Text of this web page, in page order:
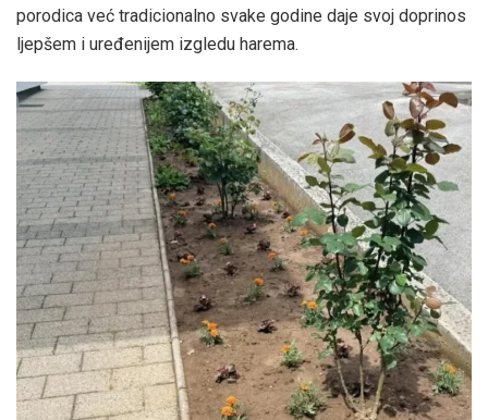
porodica već tradicionalno svake godine daje svoj doprinos
ljepšem i uređenijem izgledu harema.